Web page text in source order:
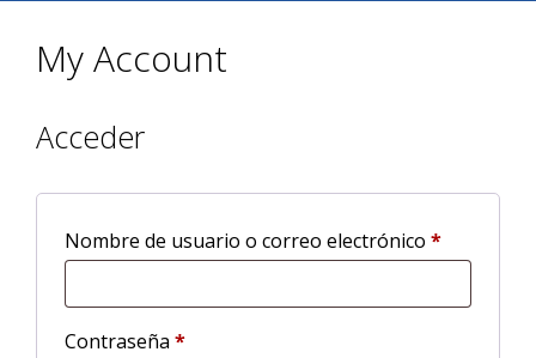
My Account
Acceder
Nombre de usuario o correo electrónico *
Contraseña *